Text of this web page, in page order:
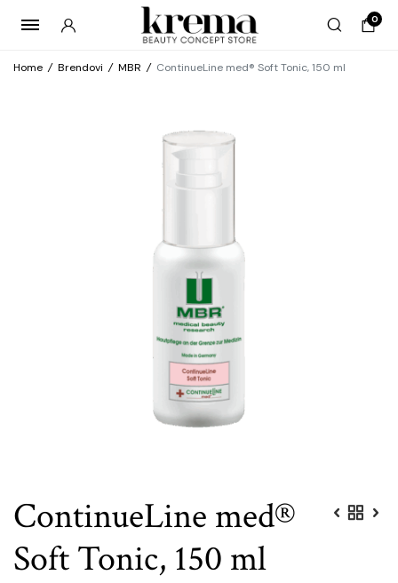
0
Home / Brendovi / MBR / ContinueLine med® Soft Tonic, 150 ml
ContinueLine med®
Soft Tonic, 150 ml